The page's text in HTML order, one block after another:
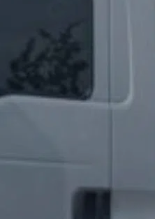
Chefs
chef kan
Chefs
aanbod